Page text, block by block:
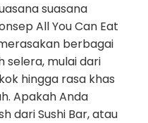
suasana
All You Can Eat
berbagai
selera, mulai dari
hingga rasa khas
Apakah Anda
dari Sushi Bar, atau